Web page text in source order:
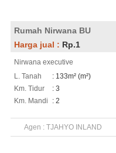
Rumah Nirwana BU
Harga jual : Rp.1
Nirwana executive
L. Tanah
: 133m² (m²)
Km. Tidur
: 3
Km. Mandi
: 2
Agen : TJAHYO INLAND